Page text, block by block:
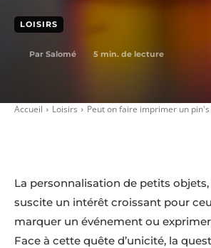
LOISIRS
Par Salomé 5 min. de lecture
Accueil Loisirs Peut on faire imprimer un
La personnalisation de petits objets,
suscite un intérêt croissant pour
marquer un événement ou
Face à cette quête d’unicité, la